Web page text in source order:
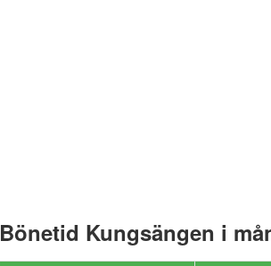
Bönetid Kungsängen i